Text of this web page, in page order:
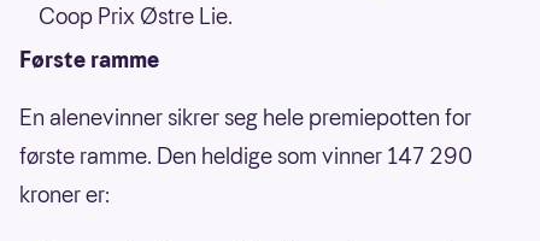
Coop Prix Østre Lie.
Første ramme
En alenevinner sikrer seg hele premiepotten for
første ramme. Den heldige som vinner 147 290
kroner er: